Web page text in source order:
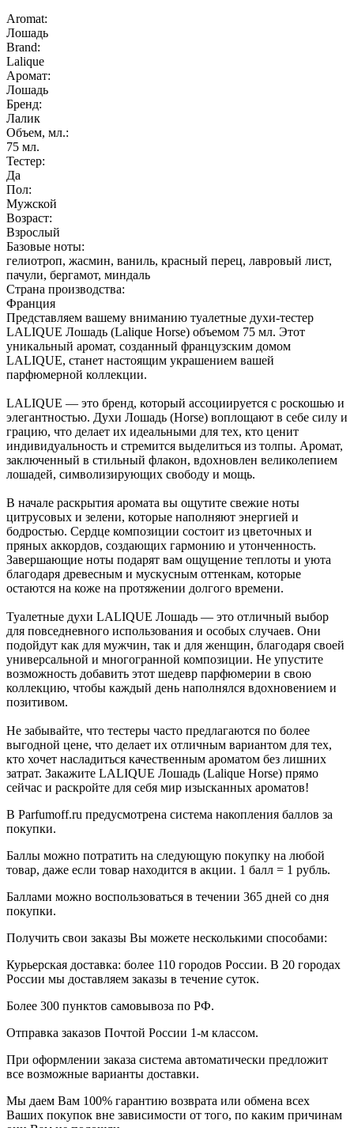
Aromat:
Лошадь
Brand:
Lalique
Аромат:
Лошадь
Бренд:
Лалик
Объем, мл.:
75 мл.
Тестер:
Да
Пол:
Мужской
Возраст:
Взрослый
Базовые ноты:
гелиотроп, жасмин, ваниль, красный перец, лавровый лист,
пачули, бергамот, миндаль
Страна производства:
Франция
Представляем вашему вниманию туалетные духи-тестер
LALIQUE Лошадь (Lalique Horse) объемом 75 мл. Этот
уникальный аромат, созданный французским домом
LALIQUE, станет настоящим украшением вашей
парфюмерной коллекции.
LALIQUE — это бренд, который ассоциируется с роскошью и
элегантностью. Духи Лошадь (Horse) воплощают в себе силу и
грацию, что делает их идеальными для тех, кто ценит
индивидуальность и стремится выделиться из толпы. Аромат,
заключенный в стильный флакон, вдохновлен великолепием
лошадей, символизирующих свободу и мощь.
В начале раскрытия аромата вы ощутите свежие ноты
цитрусовых и зелени, которые наполняют энергией и
бодростью. Сердце композиции состоит из цветочных и
пряных аккордов, создающих гармонию и утонченность.
Завершающие ноты подарят вам ощущение теплоты и уюта
благодаря древесным и мускусным оттенкам, которые
остаются на коже на протяжении долгого времени.
Туалетные духи LALIQUE Лошадь — это отличный выбор
для повседневного использования и особых случаев. Они
подойдут как для мужчин, так и для женщин, благодаря своей
универсальной и многогранной композиции. Не упустите
возможность добавить этот шедевр парфюмерии в свою
коллекцию, чтобы каждый день наполнялся вдохновением и
позитивом.
Не забывайте, что тестеры часто предлагаются по более
выгодной цене, что делает их отличным вариантом для тех,
кто хочет насладиться качественным ароматом без лишних
затрат. Закажите LALIQUE Лошадь (Lalique Horse) прямо
сейчас и раскройте для себя мир изысканных ароматов!
В Parfumoff.ru предусмотрена система накопления баллов за
покупки.
Баллы можно потратить на следующую покупку на любой
товар, даже если товар находится в акции. 1 балл = 1 рубль.
Баллами можно воспользоваться в течении 365 дней со дня
покупки.
Получить свои заказы Вы можете несколькими способами:
Курьерская доставка: более 110 городов России. В 20 городах
России мы доставляем заказы в течение суток.
Более 300 пунктов самовывоза по РФ.
Отправка заказов Почтой России 1-м классом.
При оформлении заказа система автоматически предложит
все возможные варианты доставки.
Мы даем Вам 100% гарантию возврата или обмена всех
Ваших покупок вне зависимости от того, по каким причинам